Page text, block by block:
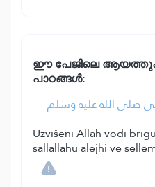
ഈ പേജിലെ
പാഠങ്ങൾ:
صلى الله عليه وسلم
Uzvišeni Allah vodi
sallallahu alejhi ve